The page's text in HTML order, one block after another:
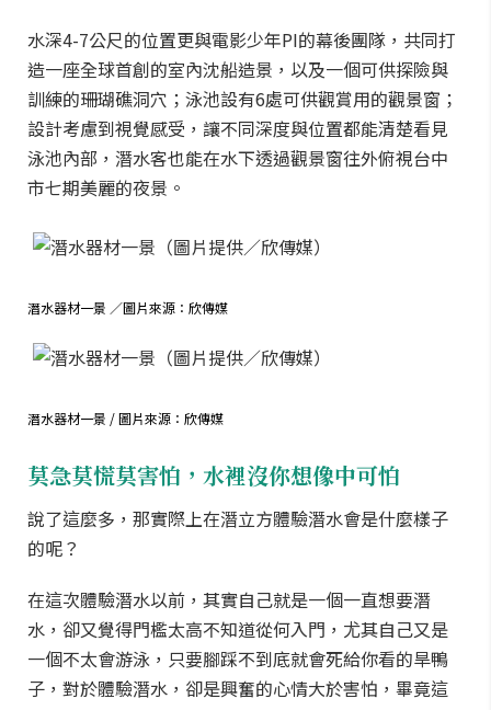
水深4-7公尺的位置更與電影少年PI的幕後團隊，共同打
造一座全球首創的室內沈船造景，以及一個可供探險與
訓練的珊瑚礁洞穴；泳池設有6處可供觀賞用的觀景窗；
設計考慮到視覺感受，讓不同深度與位置都能清楚看見
泳池內部，潛水客也能在水下透過觀景窗往外俯視台中
市七期美麗的夜景。
潛水器材一景 ／圖片來源：欣傳媒
潛水器材一景 / 圖片來源：欣傳媒
莫急莫慌莫害怕，水裡沒你想像中可怕
說了這麼多，那實際上在潛立方體驗潛水會是什麼樣子
的呢？
在這次體驗潛水以前，其實自己就是一個一直想要潛
水，卻又覺得門檻太高不知道從何入門，尤其自己又是
一個不太會游泳，只要腳踩不到底就會死給你看的旱鴨
子，對於體驗潛水，卻是興奮的心情大於害怕，畢竟這